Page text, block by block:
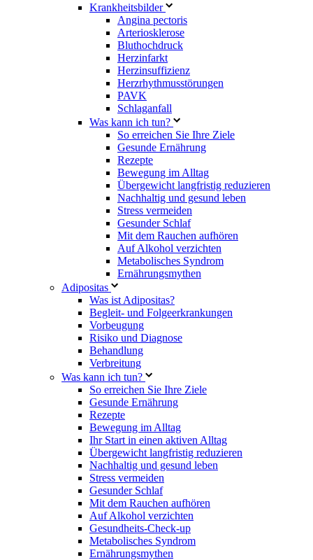
Krankheitsbilder
Angina pectoris
Arteriosklerose
Bluthochdruck
Herzinfarkt
Herzinsuffizienz
Herzrhythmusstörungen
PAVK
Schlaganfall
Was kann ich tun?
So erreichen Sie Ihre Ziele
Gesunde Ernährung
Rezepte
Bewegung im Alltag
Übergewicht langfristig reduzieren
Nachhaltig und gesund leben
Stress vermeiden
Gesunder Schlaf
Mit dem Rauchen aufhören
Auf Alkohol verzichten
Metabolisches Syndrom
Ernährungsmythen
Adipositas
Was ist Adipositas?
Begleit- und Folgeerkrankungen
Vorbeugung
Risiko und Diagnose
Behandlung
Verbreitung
Was kann ich tun?
So erreichen Sie Ihre Ziele
Gesunde Ernährung
Rezepte
Bewegung im Alltag
Ihr Start in einen aktiven Alltag
Übergewicht langfristig reduzieren
Nachhaltig und gesund leben
Stress vermeiden
Gesunder Schlaf
Mit dem Rauchen aufhören
Auf Alkohol verzichten
Gesundheits-Check-up
Metabolisches Syndrom
Ernährungsmythen